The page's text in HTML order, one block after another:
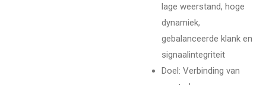
lage weerstand, hoge
dynamiek,
gebalanceerde klank en
signaalintegriteit
Doel: Verbinding van